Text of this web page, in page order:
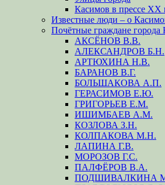
Касимов в прессе XX
Известные люди – о
Почётные граждане города
АКСЁНОВ В.В.
АЛЕКСАНДРОВ Б.Н.
АРТЮХИНА Н.В.
БАРАНОВ В.Г.
БОЛЬШАКОВА А.П.
ГЕРАСИМОВ Е.Ю.
ГРИГОРЬЕВ Е.М.
ИШИМБАЕВ А.М.
КОЗЛОВА З.Н.
КОЛПАКОВА М.Н.
ЛАПИНА Г.В.
МОРОЗОВ Г.С.
ПАЛФЁРОВ В.А.
ПОДШИВАЛКИНА